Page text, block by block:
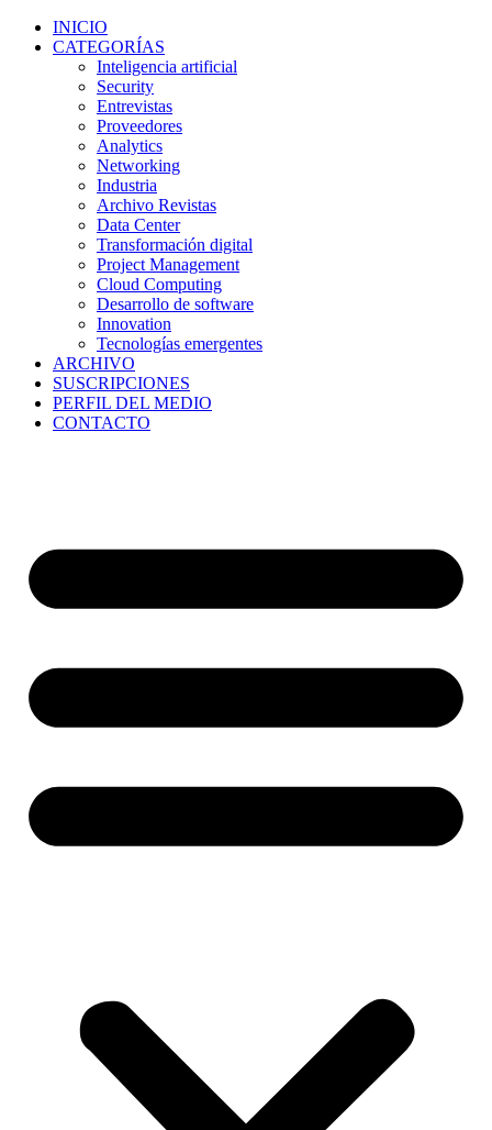
INICIO
CATEGORÍAS
Inteligencia artificial
Security
Entrevistas
Proveedores
Analytics
Networking
Industria
Archivo Revistas
Data Center
Transformación digital
Project Management
Cloud Computing
Desarrollo de software
Innovation
Tecnologías emergentes
ARCHIVO
SUSCRIPCIONES
PERFIL DEL MEDIO
CONTACTO